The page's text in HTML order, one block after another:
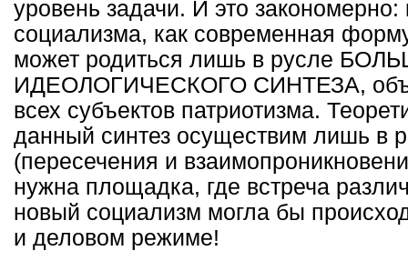
уровень задачи. И это закономерно:
социализма, как современная
может родиться лишь в русле
ИДЕОЛОГИЧЕСКОГО СИНТЕЗА,
всех субъектов патриотизма.
данный синтез осуществим лишь в
(пересечения и
нужна площадка, где встреча
новый социализм могла бы
и деловом режиме!